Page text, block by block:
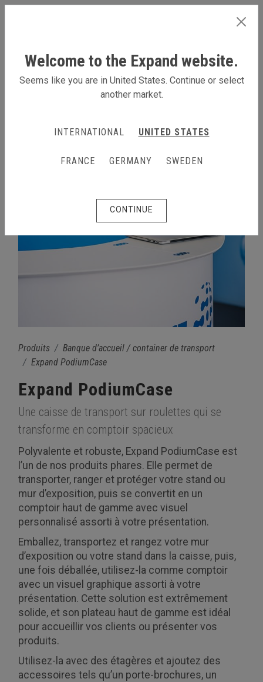
Produits
Banque d’accueil / container de transport
Expand PodiumCase
Expand PodiumCase
Une caisse de transport sur roulettes qui se
transforme en comptoir spacieux
Polyvalente et robuste, Expand PodiumCase est
l’un de nos produits phares. Elle permet de
transporter, ranger et protéger votre stand ou
mur d’exposition, puis se convertit en un
comptoir haut de gamme avec visuel
personnalisé assorti à votre présentation.
Emballez, transportez et rangez votre mur
d’exposition ou votre stand dans la caisse, puis,
une fois déballée, utilisez-la comme comptoir
avec un visuel graphique assorti à votre
présentation. Cette solution est extrêmement
solide, et son plateau haut de gamme est idéal
pour accueillir vos clients ou présenter vos
produits.
Utilisez-la avec des étagères et ajoutez des
accessoires tels qu’un porte-brochures, un
Welcome to the Expand website.
Seems like you are in United States. Continue or select
another market.
INTERNATIONAL UNITED STATES
FRANCE GERMANY SWEDEN
CONTINUE